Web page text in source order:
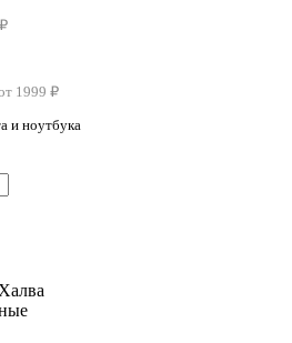
1999 ₽
и ноутбука